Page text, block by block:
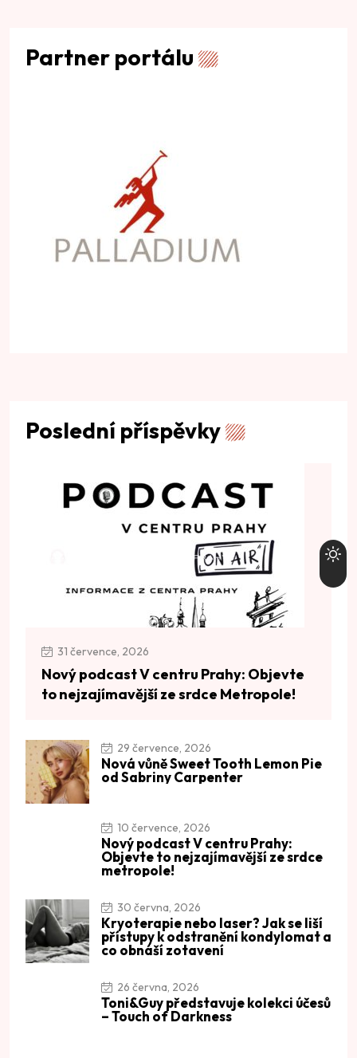
Partner portálu
Poslední příspěvky
31 července, 2026
Nový podcast V centru Prahy: Objevte
to nejzajímavější ze srdce Metropole!
29 července, 2026
Nová vůně Sweet Tooth Lemon Pie
od Sabriny Carpenter
10 července, 2026
Nový podcast V centru Prahy:
Objevte to nejzajímavější ze srdce
metropole!
30 června, 2026
Kryoterapie nebo laser? Jak se liší
přístupy k odstranění kondylomat a
co obnáší zotavení
26 června, 2026
Toni&Guy představuje kolekci účesů
– Touch of Darkness